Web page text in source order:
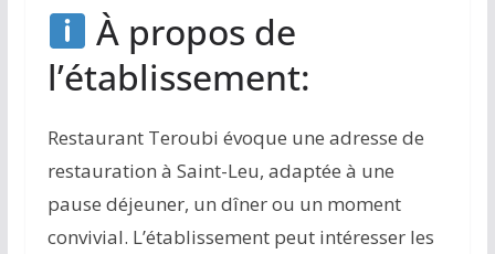
À propos de
l’établissement:
Restaurant Teroubi évoque une adresse de
restauration à Saint-Leu, adaptée à une
pause déjeuner, un dîner ou un moment
convivial. L’établissement peut intéresser les